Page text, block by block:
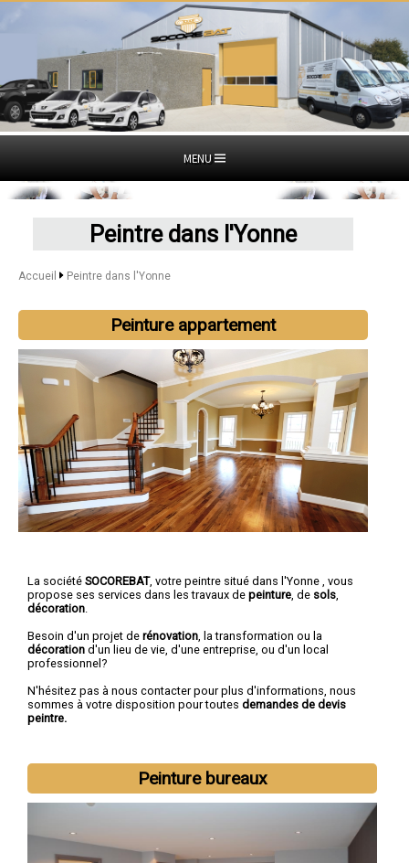
MENU
Peintre dans l'Yonne
Accueil Peintre dans l'Yonne
Peinture appartement
La société SOCOREBAT, votre peintre situé dans l'Yonne , vous
propose ses services dans les travaux de peinture , de sols
décoration
Besoin d'un projet de rénovation , la transformation ou la
décoration d'un lieu de vie, d'une entreprise, ou d'un local
professionnel?
N'hésitez pas à nous contacter pour plus d'informations, nous
sommes à votre disposition pour toutes demandes de devis
peintre.
Peinture bureaux